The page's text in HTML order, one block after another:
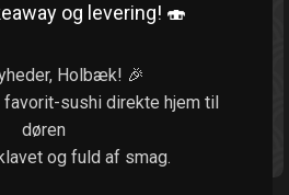
og levering! 🍣
Holbæk! 🎉
favorit-sushi direkte hjem til
døren
og fuld af smag.